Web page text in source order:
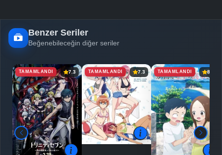
Benzer Seriler
Beğenebileceğin diğer seriler
TAMAMLANDI 7.3 TAMAMLANDI 7.3 TAMAMLANDI 8.4